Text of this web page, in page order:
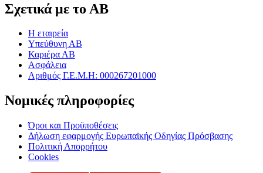
Σχετικά με το ΑΒ
Η εταιρεία
Υπεύθυνη ΑΒ
Καριέρα ΑΒ
Ασφάλεια
Αριθμός Γ.Ε.Μ.Η: 000267201000
Νομικές πληροφορίες
Όροι και Προϋποθέσεις
Δήλωση εφαρμογής Ευρωπαϊκής Οδηγίας Πρόσβασης
Πολιτική Απορρήτου
Cookies